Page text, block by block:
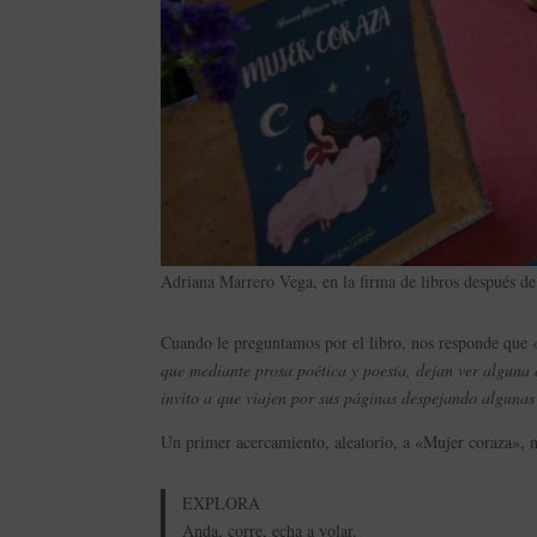
Adriana Marrero Vega, en la firma de libros después
Cuando le preguntamos por el libro, nos responde que
que mediante prosa poética y poesía, dejan ver
invito a que viajen por sus páginas despejando
Un primer acercamiento, aleatorio, a «Mujer coraza»,
EXPLORA
Anda, corre, echa a volar.